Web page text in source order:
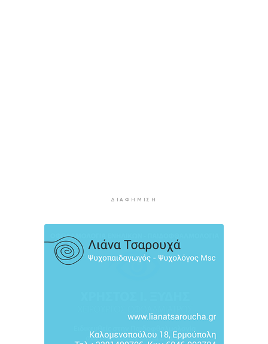
Ρέθυμνο: Η επόμενη μέρα του τουρισμού μετά
τις πυρκαγιές, η εικόνα σε Πρέβελη και Άγιο
ΔΙΑΦΉΜΙΣΗ